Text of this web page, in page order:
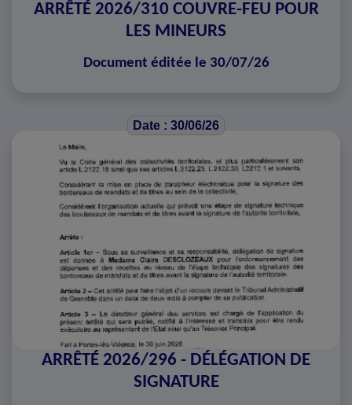
ARRÊTÉ 2026/310 COUVRE-FEU POUR
LES MINEURS
Document éditée le 30/07/26
Date : 30/06/26
ARRÊTÉ 2026/296 - DÉLÉGATION DE
SIGNATURE